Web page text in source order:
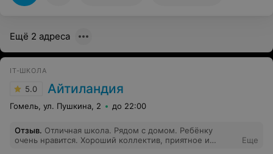
Ещё 2 адреса
IT-ШКОЛА
5.0 Айтиландия
Гомель, ул. Пушкина, 2 до 22:00
Отзыв. Отличная школа. Рядом с домом. Ребёнку
очень нравится. Хороший коллектив, приятное и
Еще